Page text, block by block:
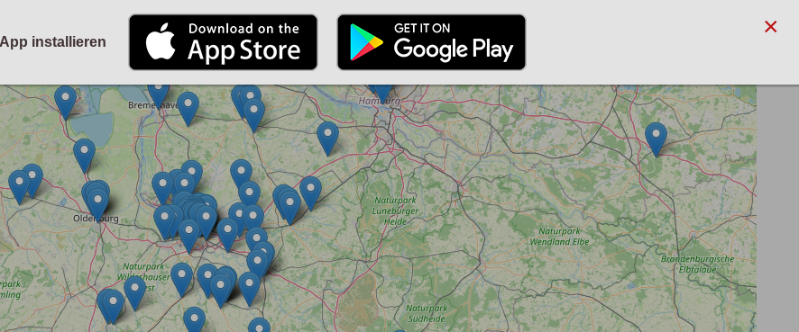
KALENDER PARTYFOTOS FÜR VERANSTALTER/PARTNER
ANMELDENODERREGISTRIEREN
Angemeldet bleiben
×
installieren